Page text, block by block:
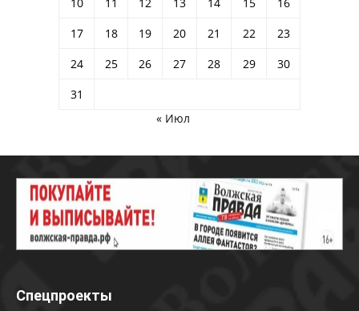
17
18 19 20 21 22
23
24
25 26 27 28 29
30
31
« Июл
Спецпроекты